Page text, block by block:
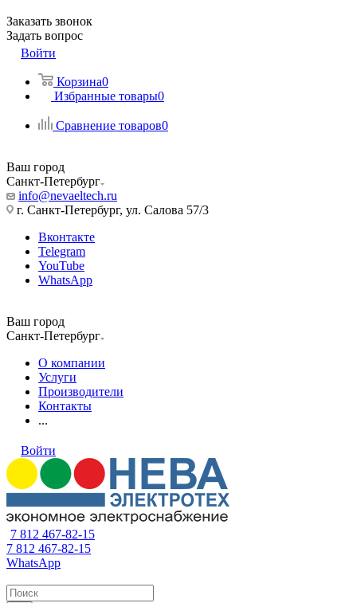
Заказать звонок
Задать вопрос
Войти
Корзина0
Избранные товары0
Сравнение товаров0
Ваш город
Санкт-Петербург
info@nevaeltech.ru
г. Санкт-Петербург, ул. Салова 57/3
Вконтакте
Telegram
YouTube
WhatsApp
Ваш город
Санкт-Петербург
О компании
Услуги
Производители
Контакты
...
Войти
7 812 467-82-15
7 812 467-82-15
WhatsApp